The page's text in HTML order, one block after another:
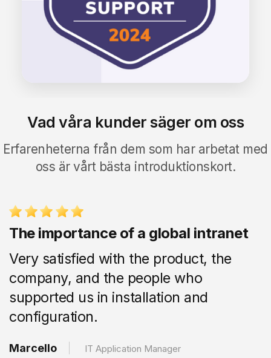
Vad våra kunder säger om oss
Erfarenheterna från dem som har arbetat med
oss är vårt bästa introduktionskort.
The importance of a global intranet
Very satisfied with the product, the
company, and the people who
supported us in installation and
configuration.
Marcello IT Application Manager